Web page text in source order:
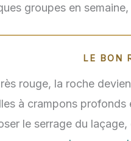
groupes en
LE BON
rouge, la roche
à crampons
le serrage du